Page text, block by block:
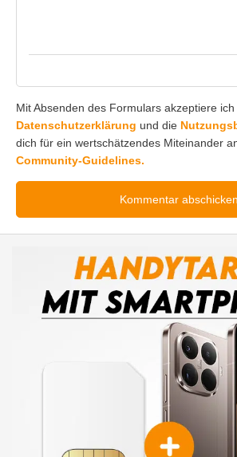
Mit Absenden des Formulars akzeptiere ich
Datenschutzerklärung und die
dich für ein wertschätzendes Miteinander
Community-Guidelines.